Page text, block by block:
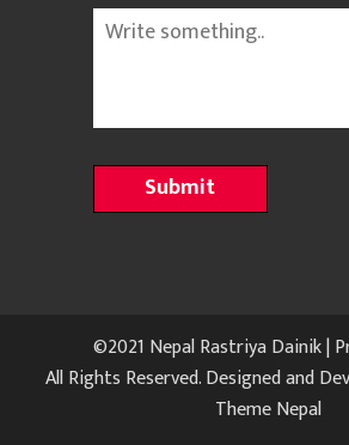
Message
©2021 Nepal Rastriya Dainik |
All Rights Reserved. Designed and
Theme Nepal